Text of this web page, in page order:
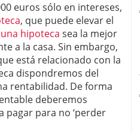
euros sólo en intereses,
, que puede elevar el
hipoteca sea la mejor
a la casa. Sin embargo,
está relacionado con la
dispondremos del
rentabilidad. De forma
deberemos
pagar para no ‘perder